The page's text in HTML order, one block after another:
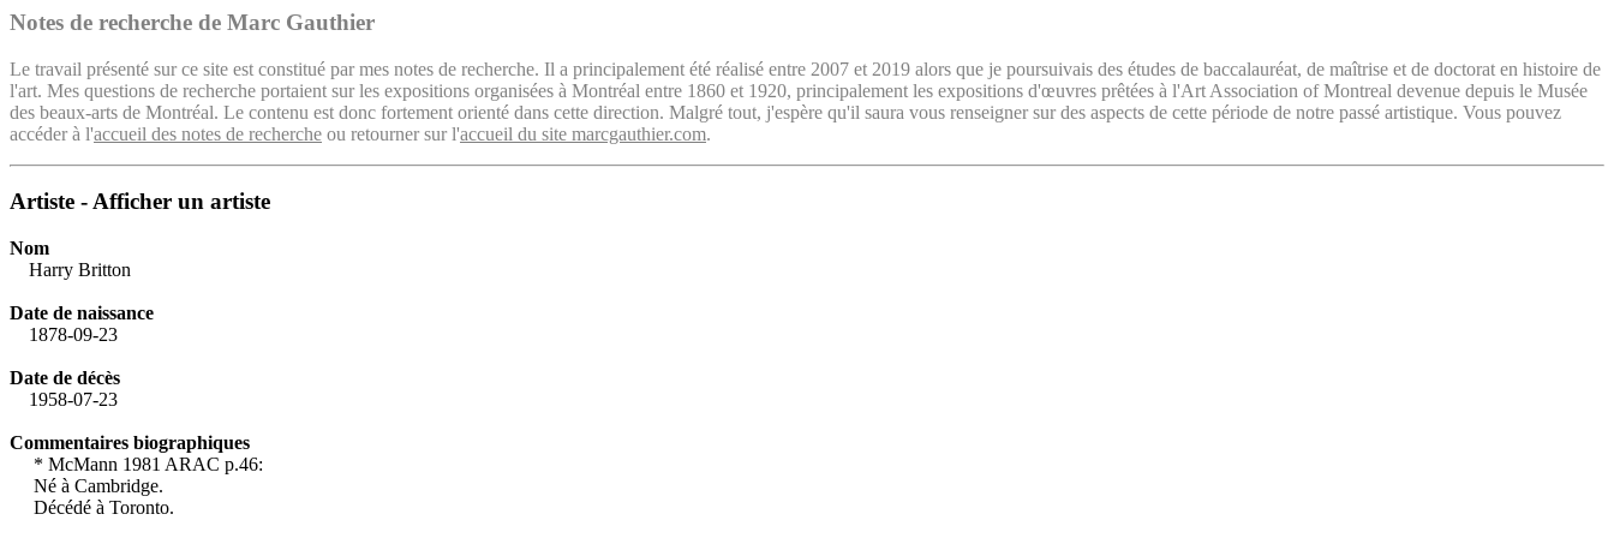
Notes de recherche de Marc Gauthier
Le travail présenté sur ce site est constitué par mes notes de recherche. Il a principalement été réalisé entre 2007 et 2019 alors que je poursuivais des études de baccalauréat, de maîtrise et de doctorat en histoire de
l'art. Mes questions de recherche portaient sur les expositions organisées à Montréal entre 1860 et 1920, principalement les expositions d'œuvres prêtées à l'Art Association of Montreal devenue depuis le Musée
des beaux-arts de Montréal. Le contenu est donc fortement orienté dans cette direction. Malgré tout, j'espère qu'il saura vous renseigner sur des aspects de cette période de notre passé artistique. Vous pouvez
accéder à l'accueil des notes de recherche ou retourner sur l'accueil du site marcgauthier.com.
Artiste - Afficher un artiste
Nom
Harry Britton
Date de naissance
1878-09-23
Date de décès
1958-07-23
Commentaires biographiques
* McMann 1981 ARAC p.46:
Né à Cambridge.
Décédé à Toronto.